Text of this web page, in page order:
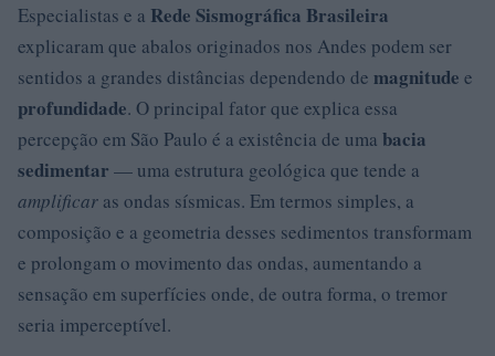
Especialistas e a Rede Sismográfica Brasileira
explicaram que abalos originados nos Andes podem ser
sentidos a grandes distâncias dependendo de magnitude e
profundidade. O principal fator que explica essa
percepção em São Paulo é a existência de uma bacia
sedimentar — uma estrutura geológica que tende a
amplificar as ondas sísmicas. Em termos simples, a
composição e a geometria desses sedimentos transformam
e prolongam o movimento das ondas, aumentando a
sensação em superfícies onde, de outra forma, o tremor
seria imperceptível.